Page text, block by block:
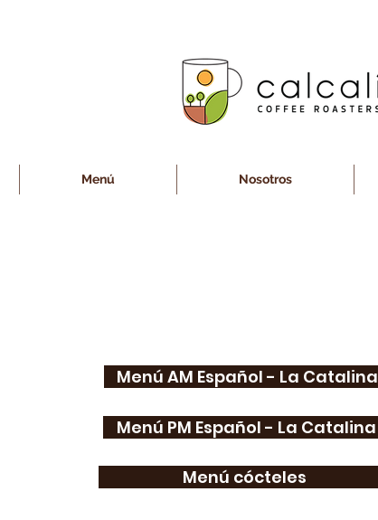
Menú Nosotros
Menú AM Español - La Catalina
Menú PM Español - La Catalina
Menú cócteles